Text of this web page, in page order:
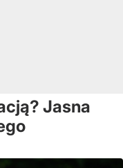
Jasna